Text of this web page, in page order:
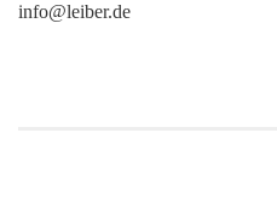
info@leiber.de